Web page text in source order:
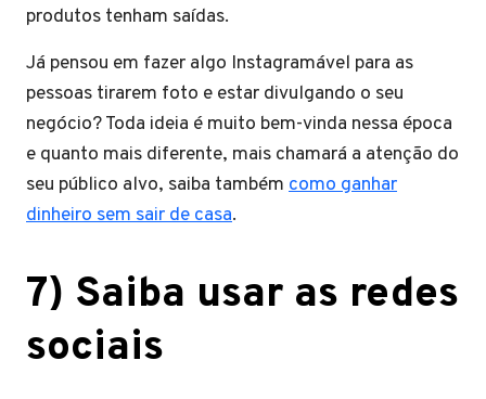
produtos tenham saídas.
Já pensou em fazer algo Instagramável para as
pessoas tirarem foto e estar divulgando o seu
negócio? Toda ideia é muito bem-vinda nessa época
e quanto mais diferente, mais chamará a atenção do
seu público alvo, saiba também como ganhar
dinheiro sem sair de casa.
7) Saiba usar as redes
sociais